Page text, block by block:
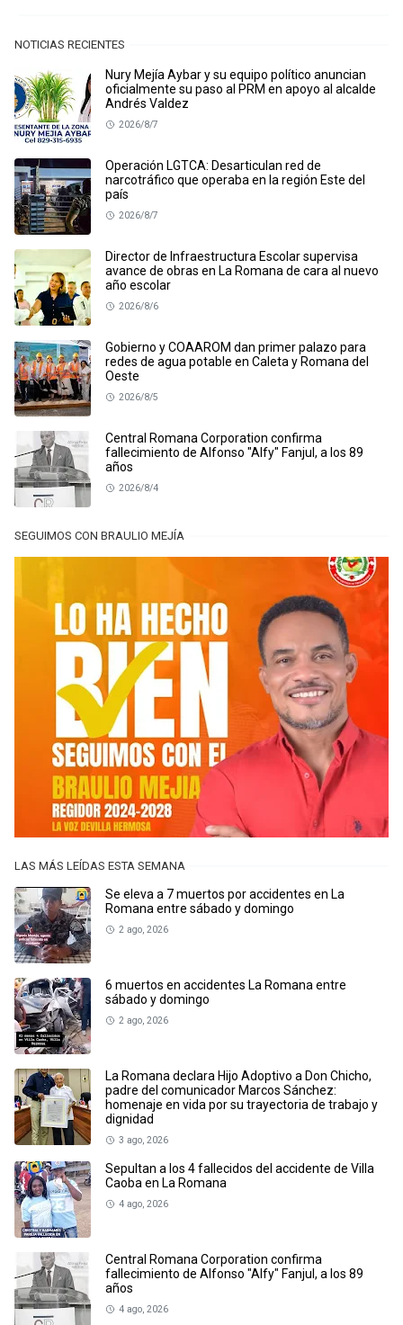
NOTICIAS RECIENTES
Nury Mejía Aybar y su equipo político anuncian
oficialmente su paso al PRM en apoyo al alcalde
Andrés Valdez
2026/8/7
Operación LGTCA: Desarticulan red de
narcotráfico que operaba en la región Este del
país
2026/8/7
Director de Infraestructura Escolar supervisa
avance de obras en La Romana de cara al nuevo
año escolar
2026/8/6
Gobierno y COAAROM dan primer palazo para
redes de agua potable en Caleta y Romana del
Oeste
2026/8/5
Central Romana Corporation confirma
fallecimiento de Alfonso "Alfy" Fanjul, a los 89
años
2026/8/4
SEGUIMOS CON BRAULIO MEJÍA
LAS MÁS LEÍDAS ESTA SEMANA
Se eleva a 7 muertos por accidentes en La
Romana entre sábado y domingo
2 ago, 2026
6 muertos en accidentes La Romana entre
sábado y domingo
2 ago, 2026
La Romana declara Hijo Adoptivo a Don Chicho,
padre del comunicador Marcos Sánchez:
homenaje en vida por su trayectoria de trabajo y
dignidad
3 ago, 2026
Sepultan a los 4 fallecidos del accidente de Villa
Caoba en La Romana
4 ago, 2026
Central Romana Corporation confirma
fallecimiento de Alfonso "Alfy" Fanjul, a los 89
años
4 ago, 2026